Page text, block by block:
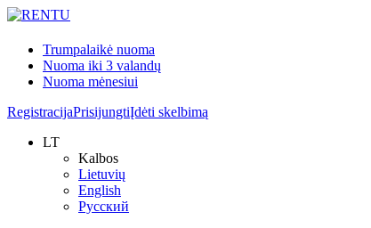
Trumpalaikė nuoma
Nuoma iki 3 valandų
Nuoma mėnesiui
RegistracijaPrisijungtiĮdėti skelbimą
LT
Kalbos
Lietuvių
English
Русский